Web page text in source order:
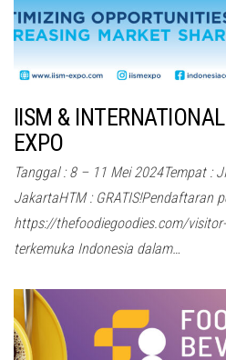
IISM &
EXPO
Tanggal : 8 – 11 Mei 2024Tempat :
JakartaHTM : GRATIS!Pendaftaran
https://thefoodiegoodies.com/
terkemuka Indonesia dalam…